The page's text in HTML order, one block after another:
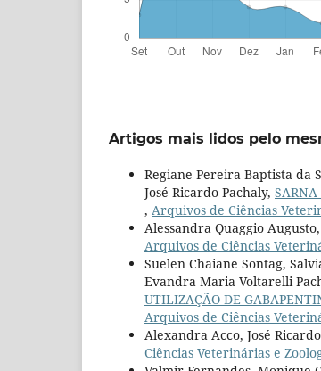
Artigos mais lidos pelo
Regiane Pereira Baptista da
José Ricardo Pachaly, SARNA
, Arquivos de Ciências
Alessandra Quaggio
Arquivos de Ciências
Suelen Chaiane Sontag,
Evandra Maria Voltarelli
UTILIZAÇÃO DE
Arquivos de Ciências
Alexandra Acco, José
Ciências Veterinárias e